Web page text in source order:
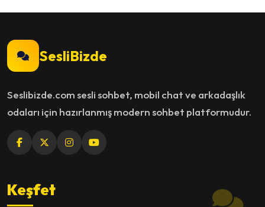
SesliBizde
Seslibizde.com sesli sohbet, mobil chat ve arkadaşlık
odaları için hazırlanmış modern sohbet platformudur.
Keşfet